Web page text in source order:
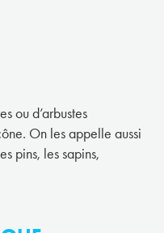
ou d’arbustes
On les appelle aussi
pins, les sapins,